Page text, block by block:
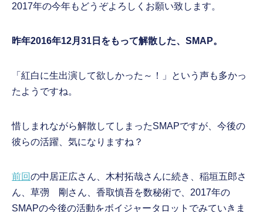
2017年の今年もどうぞよろしくお願い致します。
昨年2016年12月31日をもって解散した、SMAP。
「紅白に生出演して欲しかった～！」という声も多かっ
たようですね。
惜しまれながら解散してしまったSMAPですが、今後の
彼らの活躍、気になりますね？
前回の中居正広さん、木村拓哉さんに続き、稲垣五郎さ
ん、草彅 剛さん、香取慎吾を数秘術で、2017年の
SMAPの今後の活動をボイジャータロットでみていきま